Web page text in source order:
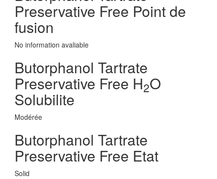
Preservative Free Point de
fusion
No information avaliable
Butorphanol Tartrate
Preservative Free H2O
Solubilite
Modérée
Butorphanol Tartrate
Preservative Free Etat
Solid